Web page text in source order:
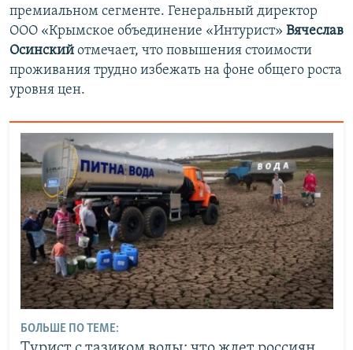
премиальном сегменте. Генеральный директор
ООО «Крымское объединение «Интурист» Вячеслав
Осинский отмечает, что повышения стоимости
проживания трудно избежать на фоне общего роста
уровня цен.
БОЛЬШЕ ПО ТЕМЕ: